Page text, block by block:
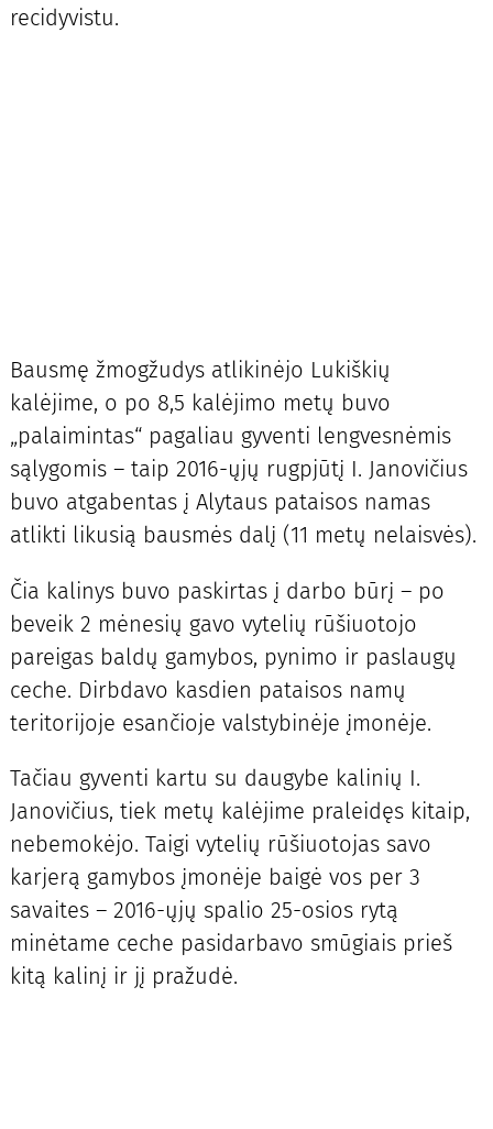
recidyvistu.
Bausmę žmogžudys atlikinėjo Lukiškių
kalėjime, o po 8,5 kalėjimo metų buvo
„palaimintas“ pagaliau gyventi lengvesnėmis
sąlygomis – taip 2016-ųjų rugpjūtį I. Janovičius
buvo atgabentas į Alytaus pataisos namas
atlikti likusią bausmės dalį (11 metų nelaisvės).
Čia kalinys buvo paskirtas į darbo būrį – po
beveik 2 mėnesių gavo vytelių rūšiuotojo
pareigas baldų gamybos, pynimo ir paslaugų
ceche. Dirbdavo kasdien pataisos namų
teritorijoje esančioje valstybinėje įmonėje.
Tačiau gyventi kartu su daugybe kalinių I.
Janovičius, tiek metų kalėjime praleidęs kitaip,
nebemokėjo. Taigi vytelių rūšiuotojas savo
karjerą gamybos įmonėje baigė vos per 3
savaites – 2016-ųjų spalio 25-osios rytą
minėtame ceche pasidarbavo smūgiais prieš
kitą kalinį ir jį pražudė.